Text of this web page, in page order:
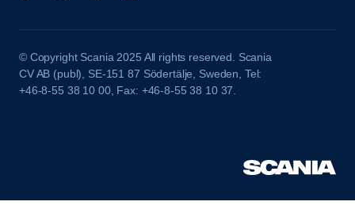
© Copyright Scania 2025 All rights reserved. Scania
CV AB (publ), SE-151 87 Södertälje, Sweden, Tel:
+46-8-55 38 10 00, Fax: +46-8-55 38 10 37.